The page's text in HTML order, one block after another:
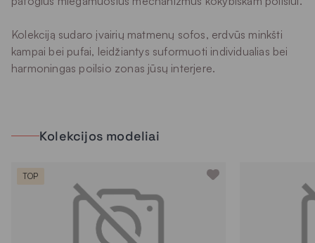
Kolekciją sudaro įvairių matmenų sofos, erdvūs minkšti
kampai bei pufai, leidžiantys suformuoti individualias bei
harmoningas poilsio zonas jūsų interjere.
Kolekcijos modeliai
TOP